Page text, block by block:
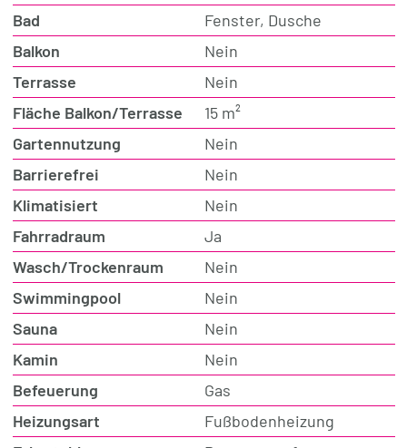
Bad
Fenster, Dusche
Balkon
Nein
Terrasse
Nein
Fläche Balkon/Terrasse
15 m²
Gartennutzung
Nein
Barrierefrei
Nein
Klimatisiert
Nein
Fahrradraum
Ja
Wasch/Trockenraum
Nein
Swimmingpool
Nein
Sauna
Nein
Kamin
Nein
Befeuerung
Gas
Heizungsart
Fußbodenheizung